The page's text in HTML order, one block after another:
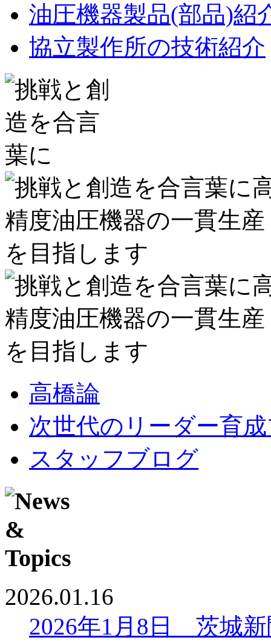
油圧機器製品(部品)紹
協立製作所の技術紹介
高橋論
次世代のリーダー育
スタッフブログ
2026.01.16
2026年1月8日 茨城